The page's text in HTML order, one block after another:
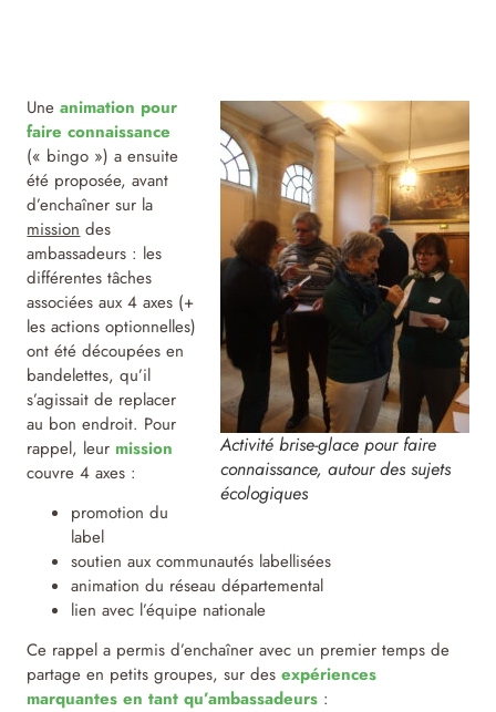
Activité brise-glace pour faire
connaissance, autour des sujets
écologiques
Uneanimation pour
faire connaissance
(« bingo ») a ensuite
été proposée, avant
d’enchaîner sur la
mission des
ambassadeurs : les
différentes tâches
associées aux 4 axes (+
les actions optionnelles)
ont été découpées en
bandelettes, qu’il
s’agissait de replacer
au bon endroit. Pour
rappel, leur mission
couvre 4 axes :
promotion du
label
soutien aux communautés labellisées
animation du réseau départemental
lien avec l’équipe nationale
Ce rappel a permis d’enchaîner avec un premier temps de
partage en petits groupes, sur desexpériences
marquantes en tant qu’ambassadeurs :